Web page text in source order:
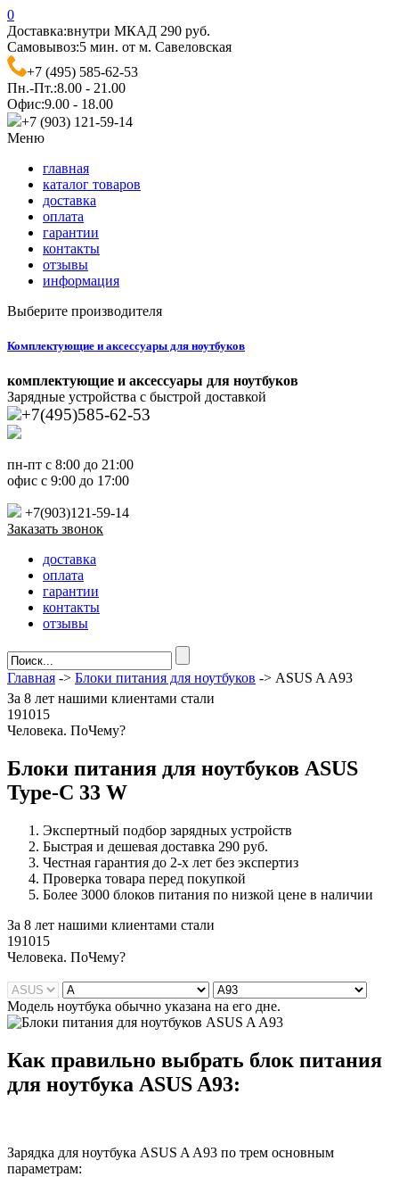
0
Доставка:внутри МКАД 290 руб.
Самовывоз:5 мин. от м. Савеловская
+7 (495) 585-62-53
Пн.-Пт.:8.00 - 21.00
Офис:9.00 - 18.00
+7 (903) 121-59-14
Меню
главная
каталог товаров
доставка
оплата
гарантии
контакты
отзывы
информация
Выберите производителя
Комплектующие и аксессуары для ноутбуков
комплектующие и аксессуары для ноутбуков
Зарядные устройства с быстрой доставкой
+7(495)585-62-53
пн-пт с 8:00 до 21:00
офис с 9:00 до 17:00
+7(903)121-59-14
Заказать звонок
доставка
оплата
гарантии
контакты
отзывы
Главная -> Блоки питания для ноутбуков -> ASUS A A93
За 8 лет нашими клиентами стали
191015
Человека. ПоЧему?
Блоки питания для ноутбуков ASUS
Type-C 33 W
Экспертный подбор зарядных устройств
Быстрая и дешевая доставка 290 руб.
Честная гарантия до 2-х лет без экспертиз
Проверка товара перед покупкой
Более 3000 блоков питания по низкой цене в наличии
За 8 лет нашими клиентами стали
191015
Человека. ПоЧему?
Модель ноутбука обычно указана на его дне.
Как правильно выбрать блок питания
для ноутбука ASUS A93:
Зарядка для ноутбука ASUS A A93 по трем основным
параметрам: